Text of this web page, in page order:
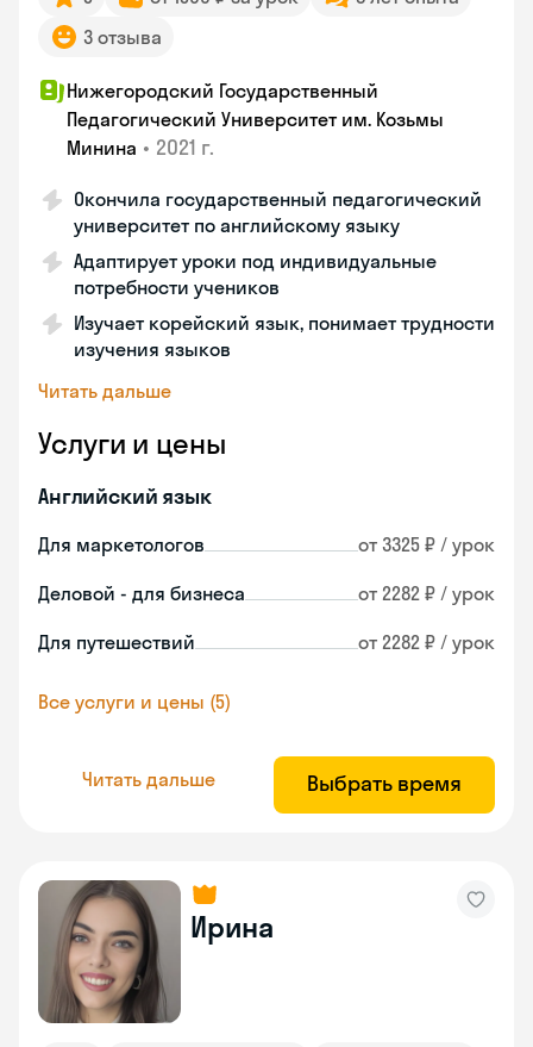
3 отзыва
Нижегородский Государственный
Педагогический Университет им. Козьмы
Минина • 2021 г.
Окончила государственный педагогический
университет по английскому языку
Адаптирует уроки под индивидуальные
потребности учеников
Изучает корейский язык, понимает трудности
изучения языков
Читать дальше
Услуги и цены
Английский язык
Для маркетологов от 3325 ₽ / урок
Деловой - для бизнеса от 2282 ₽ / урок
Для путешествий от 2282 ₽ / урок
Все услуги и цены (5)
Читать дальше Выбрать время
Ирина